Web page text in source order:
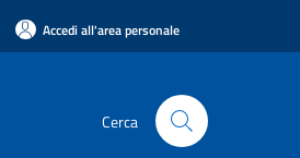
Accedi all'area personale
Cerca